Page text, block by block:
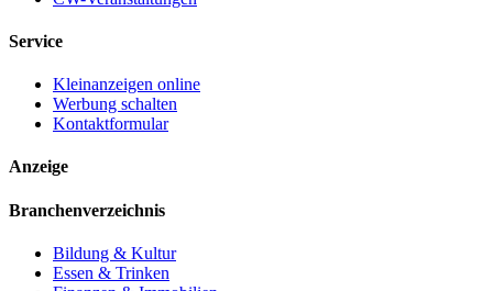
Service
Kleinanzeigen online
Werbung schalten
Kontaktformular
Anzeige
Branchenverzeichnis
Bildung & Kultur
Essen & Trinken